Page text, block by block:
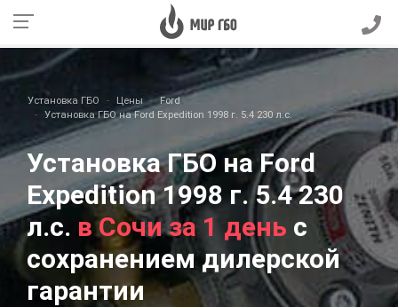
Установка ГБО Цены
Ford
Установка ГБО на Ford Expedition 1998 г. 5.4 230 л.с.
Установка ГБО на Ford
Expedition 1998 г. 5.4 230
л.с. в Сочи за 1 день с
сохранением дилерской
гарантии